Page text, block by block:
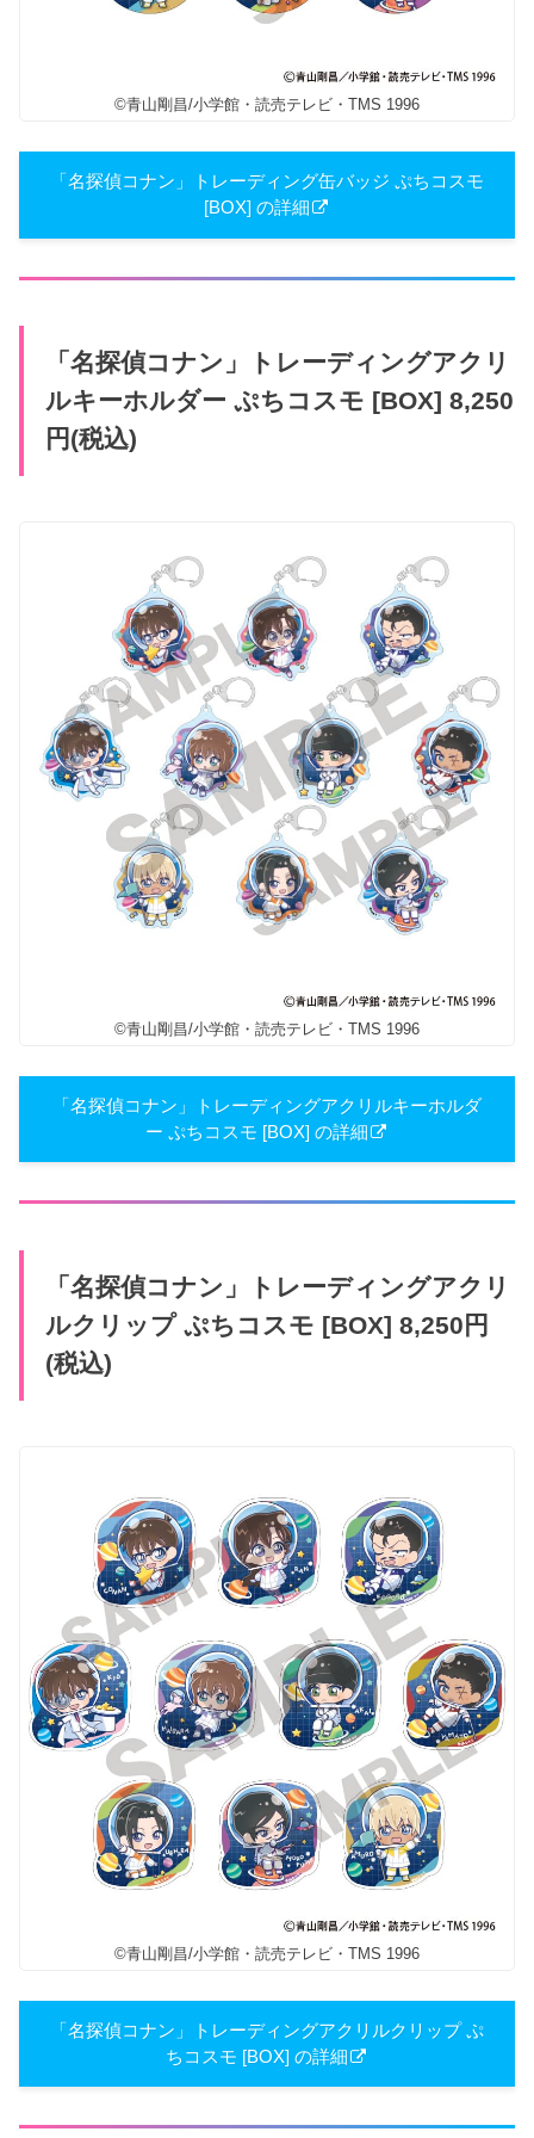
©青山剛昌/小学館・読売テレビ・TMS 1996
「名探偵コナン」トレーディング缶バッジ ぷちコスモ
[BOX] の詳細
「名探偵コナン」トレーディングアクリ
ルキーホルダー ぷちコスモ [BOX] 8,250
円(税込)
©青山剛昌/小学館・読売テレビ・TMS 1996
「名探偵コナン」トレーディングアクリルキーホルダ
ー ぷちコスモ [BOX] の詳細
「名探偵コナン」トレーディングアクリ
ルクリップ ぷちコスモ [BOX] 8,250円
(税込)
©青山剛昌/小学館・読売テレビ・TMS 1996
「名探偵コナン」トレーディングアクリルクリップ ぷ
ちコスモ [BOX] の詳細